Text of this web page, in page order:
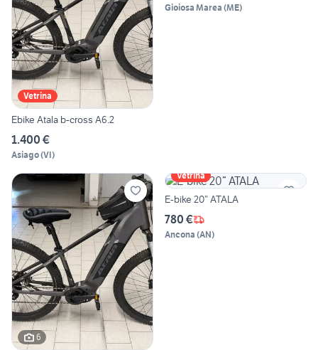
Vetrina
Ebike Atala b-cross A6.2
1.400 €
Asiago(VI)
Gioiosa Marea (ME)
6
Vetrina
E-bike 20” ATALA
780 €
Ancona (AN)